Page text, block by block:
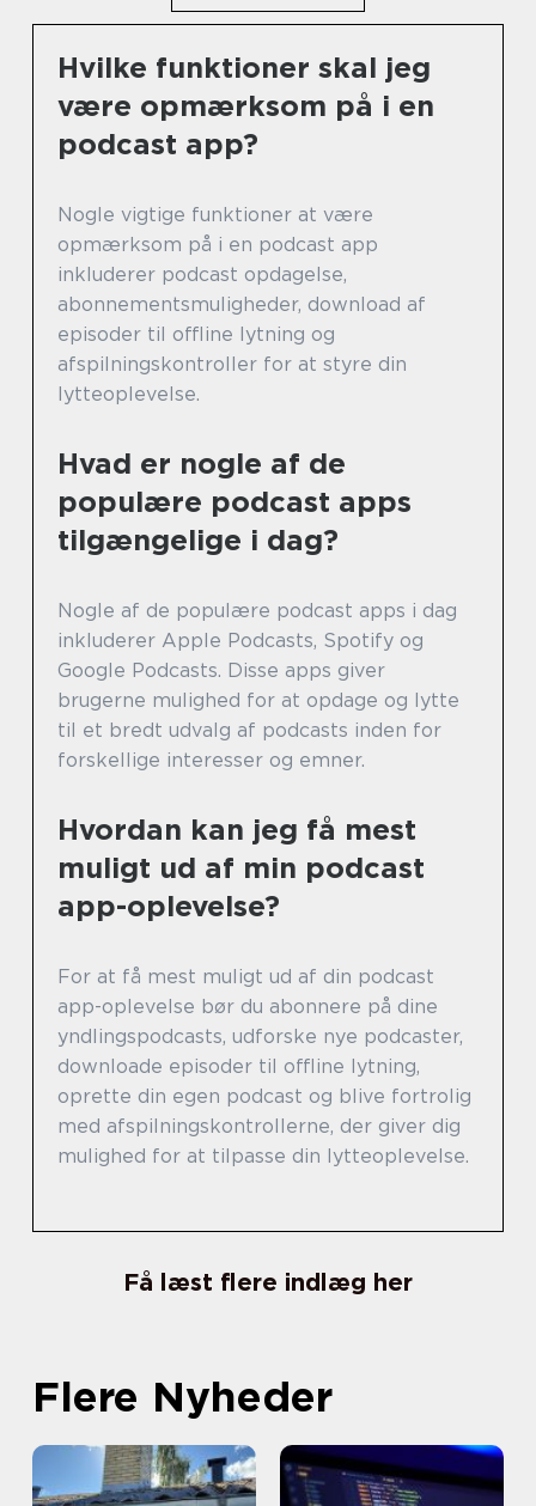
Hvilke funktioner skal jeg
være opmærksom på i en
podcast app?
Nogle vigtige funktioner at være
opmærksom på i en podcast app
inkluderer podcast opdagelse,
abonnementsmuligheder, download af
episoder til offline lytning og
afspilningskontroller for at styre din
lytteoplevelse.
Hvad er nogle af de
populære podcast apps
tilgængelige i dag?
Nogle af de populære podcast apps i dag
inkluderer Apple Podcasts, Spotify og
Google Podcasts. Disse apps giver
brugerne mulighed for at opdage og lytte
til et bredt udvalg af podcasts inden for
forskellige interesser og emner.
Hvordan kan jeg få mest
muligt ud af min podcast
app-oplevelse?
For at få mest muligt ud af din podcast
app-oplevelse bør du abonnere på dine
yndlingspodcasts, udforske nye podcaster,
downloade episoder til offline lytning,
oprette din egen podcast og blive fortrolig
med afspilningskontrollerne, der giver dig
mulighed for at tilpasse din lytteoplevelse.
Få læst flere indlæg her
Flere Nyheder